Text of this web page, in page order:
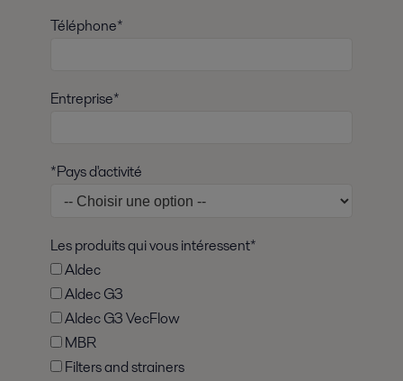
Téléphone*
Entreprise*
*Pays d'activité
Les produits qui vous intéressent*
Aldec
Aldec G3
Aldec G3 VecFlow
MBR
Filters and strainers